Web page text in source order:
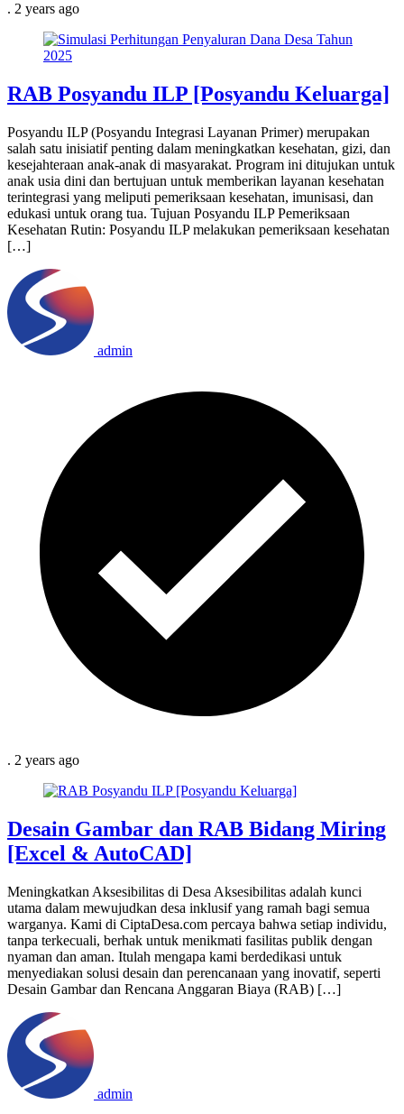
. 2 years ago
RAB Posyandu ILP [Posyandu Keluarga]
Posyandu ILP (Posyandu Integrasi Layanan Primer) merupakan
salah satu inisiatif penting dalam meningkatkan kesehatan, gizi, dan
kesejahteraan anak-anak di masyarakat. Program ini ditujukan untuk
anak usia dini dan bertujuan untuk memberikan layanan kesehatan
terintegrasi yang meliputi pemeriksaan kesehatan, imunisasi, dan
edukasi untuk orang tua. Tujuan Posyandu ILP Pemeriksaan
Kesehatan Rutin: Posyandu ILP melakukan pemeriksaan kesehatan
[…]
admin
. 2 years ago
Desain Gambar dan RAB Bidang Miring
[Excel & AutoCAD]
Meningkatkan Aksesibilitas di Desa Aksesibilitas adalah kunci
utama dalam mewujudkan desa inklusif yang ramah bagi semua
warganya. Kami di CiptaDesa.com percaya bahwa setiap individu,
tanpa terkecuali, berhak untuk menikmati fasilitas publik dengan
nyaman dan aman. Itulah mengapa kami berdedikasi untuk
menyediakan solusi desain dan perencanaan yang inovatif, seperti
Desain Gambar dan Rencana Anggaran Biaya (RAB) […]
admin